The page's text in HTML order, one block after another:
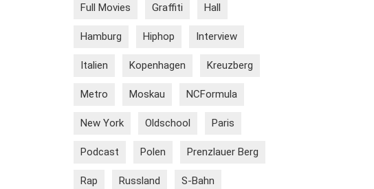
Full Movies Graffiti Hall
Hamburg Hiphop Interview
Italien Kopenhagen Kreuzberg
Metro Moskau NCFormula
New York Oldschool Paris
Podcast Polen Prenzlauer Berg
Rap Russland S-Bahn